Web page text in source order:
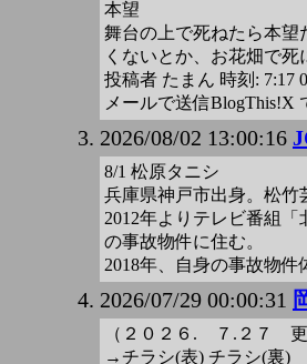
本望
舞台の上で死ねたら本望
くないとか、お花畑で
投稿者 たまん 時刻: 7:17
メールで送信BlogThis!X
2026/08/02 13:00:16
8/1 松原タニシ
兵庫県神戸市出身。松竹
2012年よりテレビ番組
の事故物件に住む。
2018年、自身の事故物
2026/07/29 00:00:31
（２０２６. ７.２７ 更
→チラシ(表) チラシ(裏)